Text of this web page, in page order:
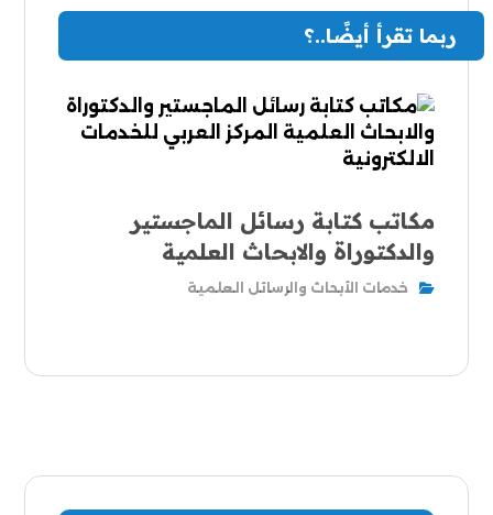
ربما تقرأ أيضًا..؟
مكاتب كتابة رسائل الماجستير
والدكتوراة والابحاث العلمية
خدمات الأبحاث والرسائل العلمية